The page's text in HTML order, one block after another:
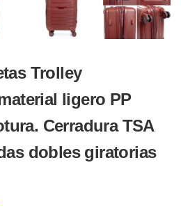
Trolley
ligero PP
Cerradura TSA
dobles giratorias